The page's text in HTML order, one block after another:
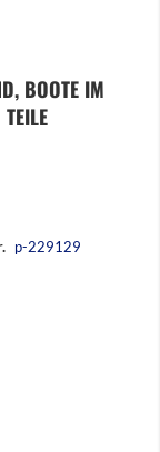
BOOTE IM
p-229129